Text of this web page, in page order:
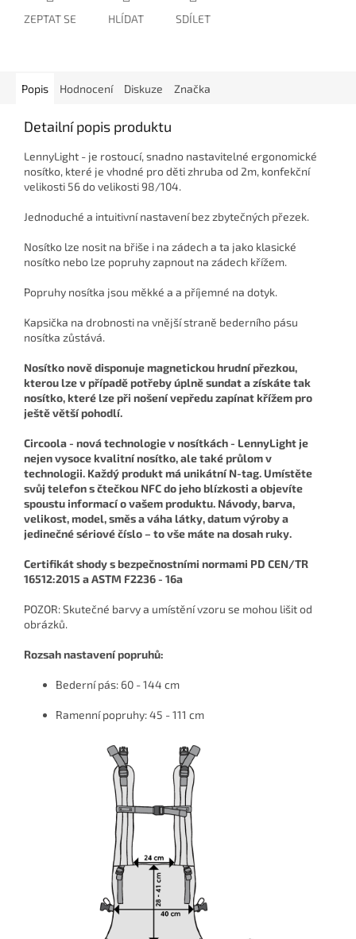
ZEPTAT SE HLÍDAT SDÍLET
Popis Hodnocení Diskuze Značka
Detailní popis produktu
LennyLight - je rostoucí, snadno nastavitelné ergonomické
nosítko, které je vhodné pro děti zhruba od 2m, konfekční
velikosti 56 do velikosti 98/104.
Jednoduché a intuitivní nastavení bez zbytečných přezek.
Nosítko lze nosit na břiše i na zádech a ta jako klasické
nosítko nebo lze popruhy zapnout na zádech křížem.
Popruhy nosítka jsou měkké a a příjemné na dotyk.
Kapsička na drobnosti na vnější straně bederního pásu
nosítka zůstává.
Nosítko nově disponuje magnetickou hrudní přezkou,
kterou lze v případě potřeby úplně sundat a získáte tak
nosítko, které lze při nošení vepředu zapínat křížem pro
ještě větší pohodlí.
Circoola - nová technologie v nosítkách - LennyLight je
nejen vysoce kvalitní nosítko, ale také průlom v
technologii. Každý produkt má unikátní N-tag. Umístěte
svůj telefon s čtečkou NFC do jeho blízkosti a objevíte
spoustu informací o vašem produktu. Návody, barva,
velikost, model, směs a váha látky, datum výroby a
jedinečné sériové číslo – to vše máte na dosah ruky.
Certifikát shody s bezpečnostními normami PD CEN/TR
16512:2015 a ASTM F2236 - 16a
POZOR: Skutečné barvy a umístění vzoru se mohou lišit od
obrázků.
Rozsah nastavení popruhů:
Bederní pás: 60 - 144 cm
Ramenní popruhy: 45 - 111 cm